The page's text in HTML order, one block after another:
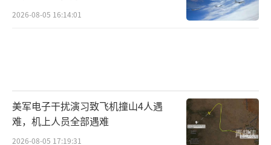
2026-08-05 16:14:01
美军电子干扰演习致飞机撞山4人遇
难，机上人员全部遇难
2026-08-05 17:19:31